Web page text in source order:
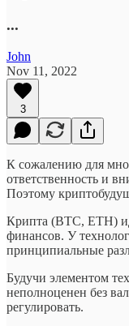
...
John
Nov 11, 2022
3
К сожалению для
ответственность и
Поэтому
Крипта (BTC, ETH)
финансов. У
принципиальные
Будучи элементом
неполноценен без
регулировать.